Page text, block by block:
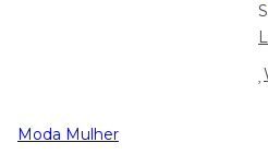
Moda Mulher